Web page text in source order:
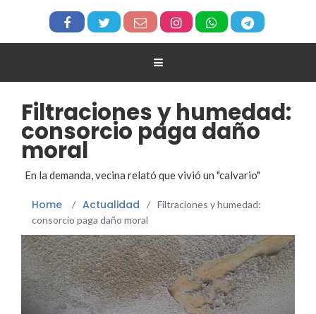
Filtraciones y humedad:
consorcio paga daño
moral
En la demanda, vecina relató que vivió un "calvario"
Home / Actualidad / Filtraciones y humedad:
consorcio paga daño moral